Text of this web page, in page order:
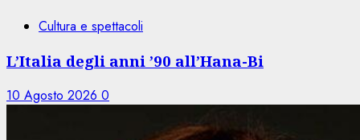
Cultura e spettacoli
L’Italia degli anni ’90 all’Hana-Bi
10 Agosto 2026 0